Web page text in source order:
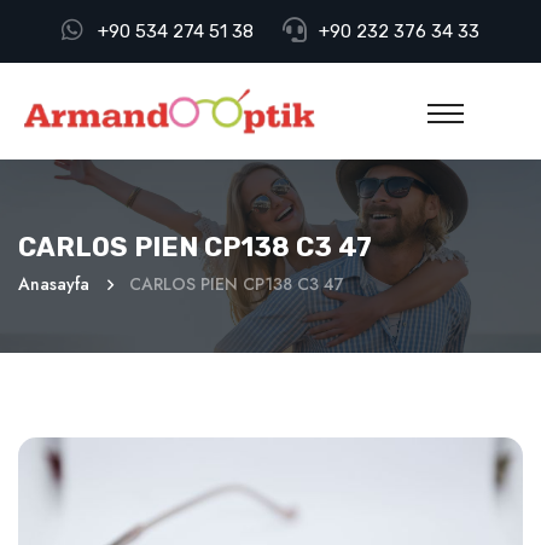
+90 534 274 51 38 +90 232 376 34 33
CARLOS PIEN CP138 C3 47
Anasayfa CARLOS PIEN CP138 C3 47